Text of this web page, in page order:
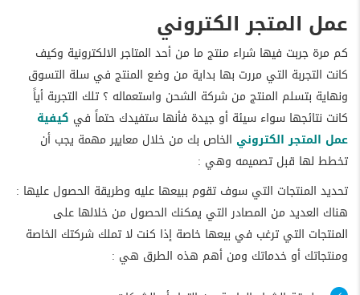
عمل المتجر الكتروني
كم مرة جربت فيها شراء منتج ما من أحد المتاجر الالكترونية وكيف
كانت التجربة التي مررت بها بداية من وضع المنتج في سلة التسوق
ونهاية بتسلم المنتج من شركة الشحن واستعماله ؟ تلك التجربة أياً
كانت نتائجها سواء سيئة أو جيدة فأنها ستفيدك حتماً في كيفية
عمل المتجر الكتروني الخاص بك من خلال معايير مهمة يجب أن
تخطط لها قبل تصميمه وهي :
تحديد المنتجات التي سوف تقوم ببيعها عليه وطريقة الحصول عليها :
هناك العديد من المصادر التي يمكنك الحصول من خلالها على
المنتجات التي ترغب في بيعها خاصة إذا كنت لا تملك شركتك الخاصة
ومنتجاتك أو خدماتك ومن أهم هذه الطرق هي :